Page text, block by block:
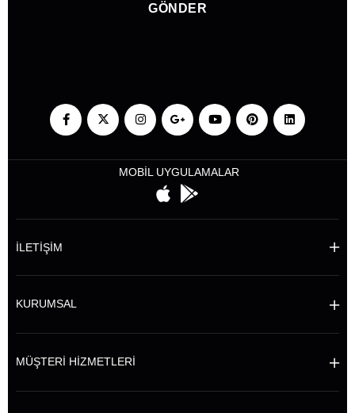
GÖNDER
MOBİL UYGULAMALAR
İLETİŞİM
KURUMSAL
MÜŞTERİ HİZMETLERİ